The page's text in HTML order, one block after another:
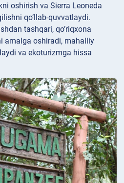
oshirish va Sierra Leoneda
qo’llab-quvvatlaydi.
tashqari, qo’riqxona
amalga oshiradi, mahalliy
va ekoturizmga hissa